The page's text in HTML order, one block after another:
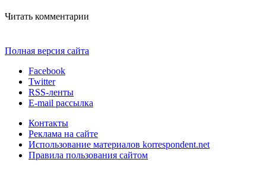
Читать комментарии
Полная версия сайта
Facebook
Twitter
RSS-ленты
E-mail рассылка
Контакты
Реклама на сайте
Использование материалов korrespondent.net
Правила пользования сайтом